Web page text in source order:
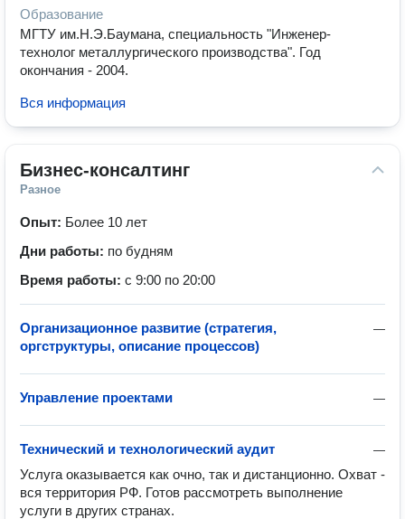
Образование
МГТУ им.Н.Э.Баумана, специальность "Инженер-
технолог металлургического производства". Год
окончания - 2004.
Вся информация
Бизнес-консалтинг
Разное
Опыт: Более 10 лет
Дни работы: по будням
Время работы: с 9:00 по 20:00
—
Организационное развитие (стратегия,
оргструктуры, описание процессов)
—
Управление проектами
—
Технический и технологический аудит
Услуга оказывается как очно, так и дистанционно. Охват -
вся территория РФ. Готов рассмотреть выполнение
услуги в других странах.